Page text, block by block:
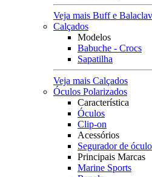
Veja mais Buff e
Calçados
Modelos
Babuche - Crocs
Sapatilha
Veja mais Calçados
Óculos Polarizados
Característica
Óculos
Clip-on
Acessórios
Segurador de
Principais Marcas
Marine Sports